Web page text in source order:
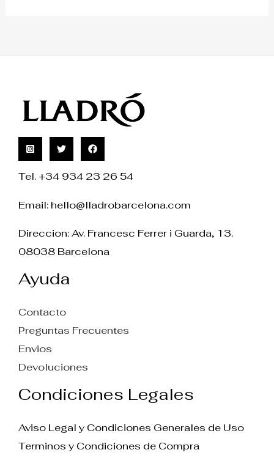
Tel. +34 934 23 26 54
Email: hello@lladrobarcelona.com
Direccion: Av. Francesc Ferrer i Guarda, 13.
08038 Barcelona
Ayuda
Contacto
Preguntas Frecuentes
Envios
Devoluciones
Condiciones Legales
Aviso Legal y Condiciones Generales de Uso
Terminos y Condiciones de Compra